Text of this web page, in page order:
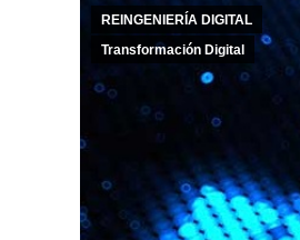
REINGENIERÍA DIGITAL
Transformación Digital